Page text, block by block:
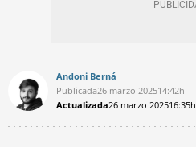
Andoni Berná
Publicada26 marzo 202514:42h
Actualizada26 marzo 202516:35h